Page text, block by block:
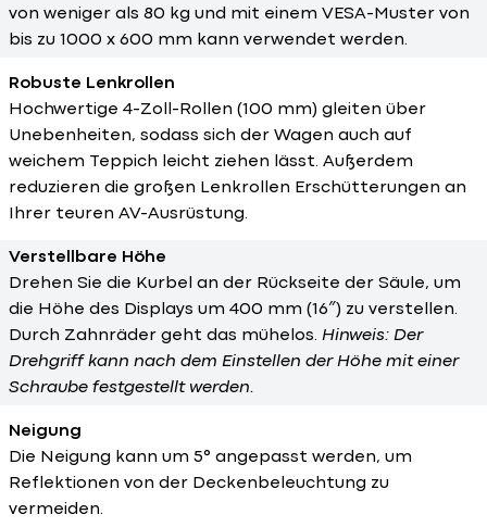
von weniger als 80 kg und mit einem VESA-Muster von
bis zu 1000 x 600 mm kann verwendet werden.
Robuste Lenkrollen
Hochwertige 4-Zoll-Rollen (100 mm) gleiten über
Unebenheiten, sodass sich der Wagen auch auf
weichem Teppich leicht ziehen lässt. Außerdem
reduzieren die großen Lenkrollen Erschütterungen an
Ihrer teuren AV-Ausrüstung.
Verstellbare Höhe
Drehen Sie die Kurbel an der Rückseite der Säule, um
die Höhe des Displays um 400 mm (16″) zu verstellen.
Durch Zahnräder geht das mühelos. Hinweis: Der
Drehgriff kann nach dem Einstellen der Höhe mit einer
Schraube festgestellt werden.
Neigung
Die Neigung kann um 5° angepasst werden, um
Reflektionen von der Deckenbeleuchtung zu
vermeiden.